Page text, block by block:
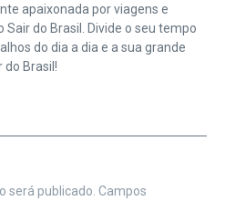
apaixonada por viagens e
Sair do Brasil. Divide o seu tempo
do dia a dia e a sua grande
do Brasil!
será publicado. Campos